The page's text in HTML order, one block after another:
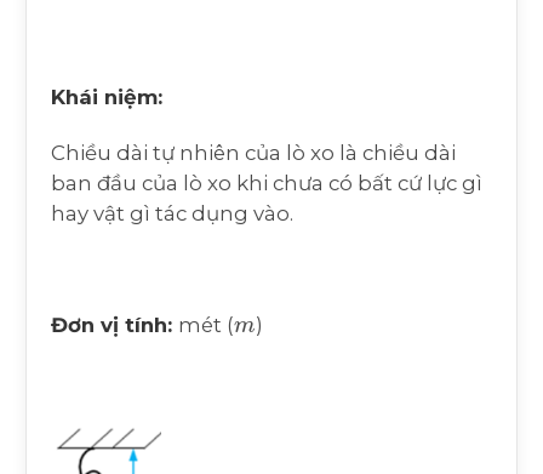
Khái niệm:
Chiều dài tự nhiên của lò xo là chiều dài
ban đầu của lò xo khi chưa có bất cứ lực gì
hay vật gì tác dụng vào.
Đơn vị tính: mét ( m)